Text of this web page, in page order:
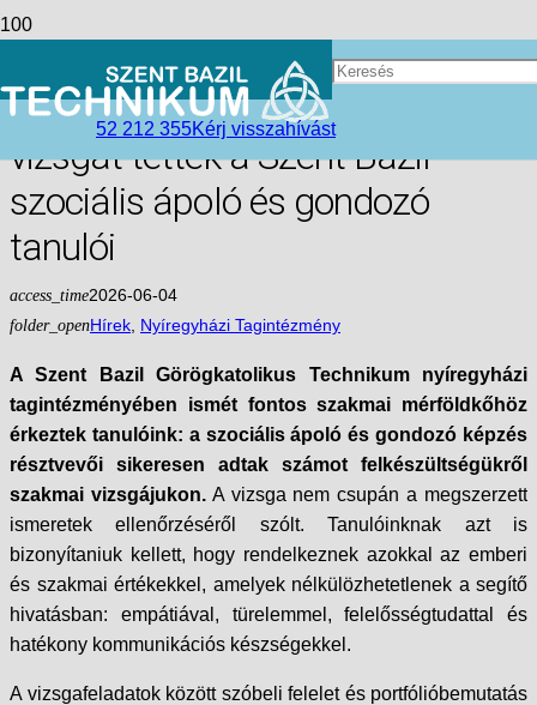
52 212 355Kérj visszahívást
Tudás, empátia és elhivatottság
Nyíregyházán – Sikeres szakmai
vizsgát tettek a Szent Bazil
szociális ápoló és gondozó
tanulói
access_time2026-06-04
folder_openHírek Nyíregyházi Tagintézmény
A Szent Bazil Görögkatolikus Technikum nyíregyházi
tagintézményében ismét fontos szakmai mérföldkőhöz
érkeztek tanulóink: a szociális ápoló és gondozó képzés
résztvevői sikeresen adtak számot felkészültségükről
szakmai vizsgájukon.A vizsga nem csupán a megszerzett
ismeretek ellenőrzéséről szólt. Tanulóinknak azt is
bizonyítaniuk kellett, hogy rendelkeznek azokkal az emberi
és szakmai értékekkel, amelyek nélkülözhetetlenek a segítő
hivatásban: empátiával, türelemmel, felelősségtudattal és
hatékony kommunikációs készségekkel.
A vizsgafeladatok között szóbeli felelet és portfólióbemutatás